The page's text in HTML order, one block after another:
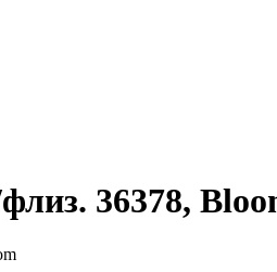
36378,